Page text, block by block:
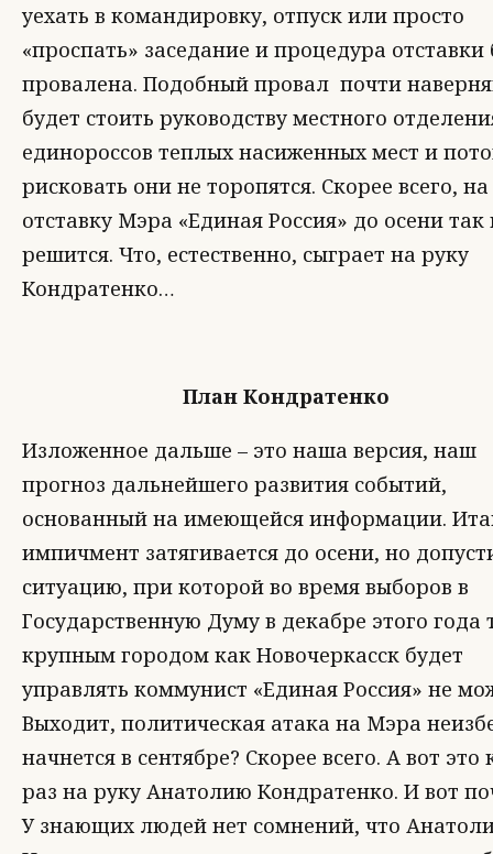
уехать в командировку, отпуск или просто
«проспать» заседание и процедура отставки
провалена. Подобный провал почти
будет стоить руководству местного
единороссов теплых насиженных мест и
рисковать они не торопятся. Скорее всего, на
отставку Мэра «Единая Россия» до осени так
решится. Что, естественно, сыграет на руку
Кондратенко…
План Кондратенко
Изложенное дальше – это наша версия, наш
прогноз дальнейшего развития событий,
основанный на имеющейся информации.
импичмент затягивается до осени, но
ситуацию, при которой во время выборов в
Государственную Думу в декабре этого года
крупным городом как Новочеркасск будет
управлять коммунист «Единая Россия» не
Выходит, политическая атака на Мэра
начнется в сентябре? Скорее всего. А вот это
раз на руку Анатолию Кондратенко. И вот
У знающих людей нет сомнений, что